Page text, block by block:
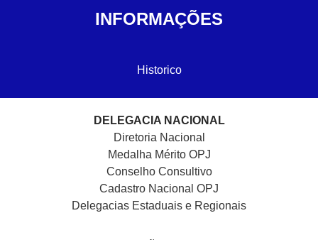
INFORMAÇÕES
Historico
DELEGACIA NACIONAL
Diretoria Nacional
Medalha Mérito OPJ
Conselho Consultivo
Cadastro Nacional OPJ
Delegacias Estaduais e Regionais